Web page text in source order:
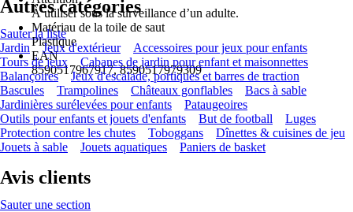
À utiliser sous la surveillance d’un adulte.
Matériau de la toile de saut
Plastique
EAN
8590517967917, 8590517979309
Autres catégories
Sauter la liste
Jardin
Jeux d'extérieur
Accessoires pour jeux pour enfants
Tours de jeux
Cabanes de jardin pour enfant et maisonnettes
Balançoires
Jeux d'escalade, portiques et barres de traction
Bascules
Trampolines Châteaux gonflables
Bacs à sable
Jardinières surélevées pour enfants
Pataugeoires
Outils pour enfants et jouets d'enfants
But de football
Luges
Protection contre les chutes
Toboggans
Dînettes & cuisines de jeu
Jouets à sable
Jouets aquatiques Paniers de basket
Avis clients
Sauter une section